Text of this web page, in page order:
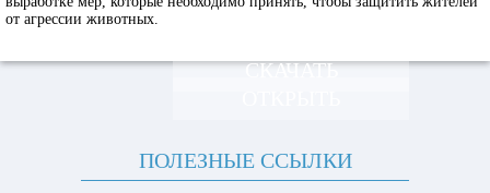
от агрессии животных.
СКАЧАТЬ
ПОЛЕЗНЫЕ ССЫЛКИ